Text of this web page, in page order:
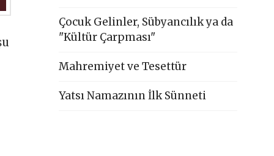
Çocuk Gelinler, Sübyancılık ya da
"Kültür Çarpması"
Mahremiyet ve Tesettür
Yatsı Namazının İlk Sünneti